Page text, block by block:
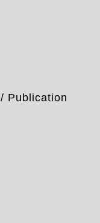
/ Publication